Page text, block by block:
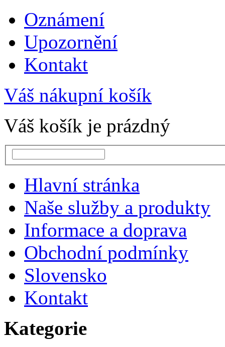
Oznámení
Upozornění
Kontakt
Váš nákupní košík
Váš košík je prázdný
Hlavní stránka
Naše služby a produkty
Informace a doprava
Obchodní podmínky
Slovensko
Kontakt
Kategorie